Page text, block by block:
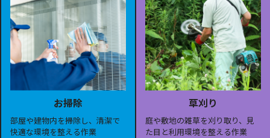
お掃除
部屋や建物内を掃除し、清潔で
快適な環境を整える作業
草刈り
庭や敷地の雑草を刈り取り、見
た目と利用環境を整える作業